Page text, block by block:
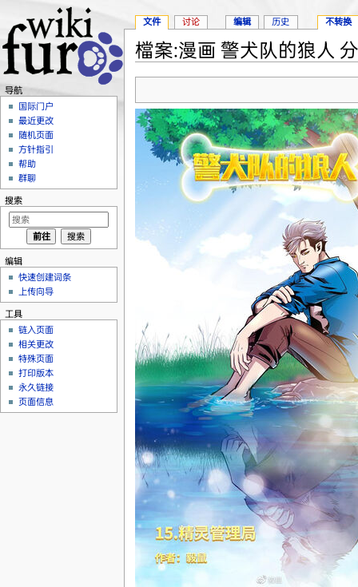
檔案:漫画 警犬队的狼人
文件 讨论 编辑 历史 不转换
导航
国际门户
最近更改
随机页面
方针指引
帮助
群聊
搜索
编辑
快速创建词条
上传向导
工具
链入页面
相关更改
特殊页面
打印版本
永久链接
页面信息